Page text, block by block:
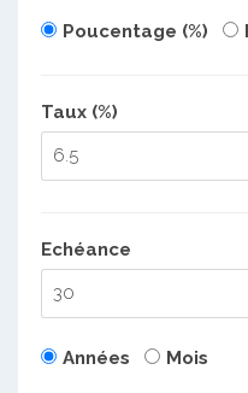
Poucentage (%)
Taux (%)
Echéance
Années Mois